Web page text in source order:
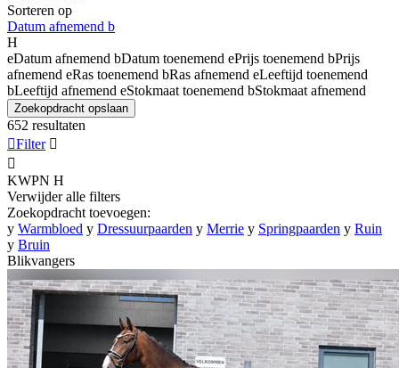
Sorteren op
Datum afnemend b
H
eDatum afnemend bDatum toenemend ePrijs toenemend bPrijs
afnemend eRas toenemend bRas afnemend eLeeftijd toenemend
bLeeftijd afnemend eStokmaat toenemend bStokmaat afnemend
Zoekopdracht opslaan
652 resultaten
Filter 

KWPN H
Verwijder alle filters
Zoekopdracht toevoegen:
y Warmbloed y Dressuurpaarden y Merrie y Springpaarden y Ruin
y Bruin
Blikvangers